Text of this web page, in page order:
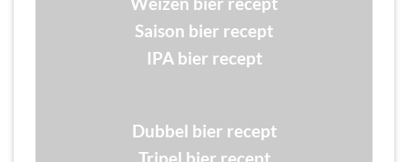
Saison bier recept
IPA bier recept
Dubbel bier recept